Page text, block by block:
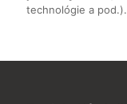
technológie a pod.).